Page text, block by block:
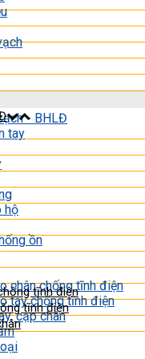
- BHLĐ
tay
hộ
ồn
chân chống tĩnh điện
tay chống tĩnh điện
cạp chân
tĩnh điện
tĩnh điện